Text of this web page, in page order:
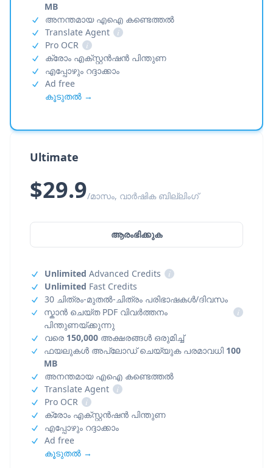
MB
അനന്തമായ എഐ കണ്ടെത്തൽ
Translate Agent
i
Pro OCR
i
ക്രോം എക്സ്റ്റൻഷൻ പിന്തുണ
എപ്പോഴും റദ്ദാക്കാം
Ad free
കൂടുതൽ →
Ultimate
$29.9/മാസം, വാർഷിക ബില്ലിംഗ്
ആരംഭിക്കുക
Unlimited Advanced Credits
i
Unlimited Fast Credits
30 ചിത്രം-മുതൽ-ചിത്രം പരിഭാഷകൾ/ദിവസം
സ്കാൻ ചെയ്ത PDF വിവർത്തനം
പിന്തുണയ്ക്കുന്നു
i
വരെ 150,000 അക്ഷരങ്ങൾ ഒരുമിച്ച്
ഫയലുകൾ അപ്‌ലോഡ് ചെയ്യുക പരമാവധി 100
MB
അനന്തമായ എഐ കണ്ടെത്തൽ
Translate Agent
i
Pro OCR
i
ക്രോം എക്സ്റ്റൻഷൻ പിന്തുണ
എപ്പോഴും റദ്ദാക്കാം
Ad free
കൂടുതൽ →